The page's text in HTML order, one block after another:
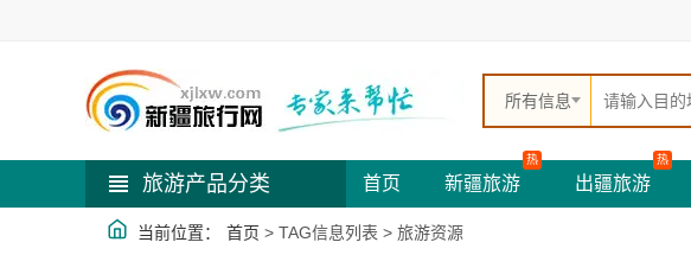
所有信息
旅游产品分类 首页 新疆旅游
热
出疆旅游
热
当前位置： 首页 > TAG信息列表 > 旅游资源